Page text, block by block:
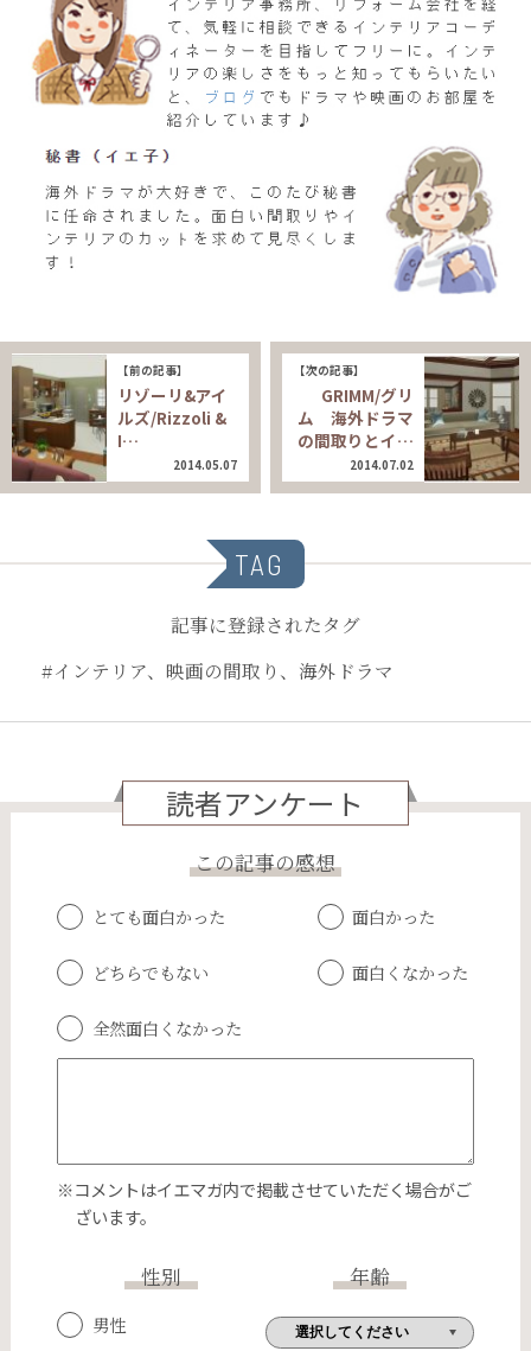
【前の記事】
リゾーリ&アイ
ルズ/Rizzoli &
I…
2014.05.07
【次の記事】
GRIMM/グリ
ム 海外ドラマ
の間取りとイ…
2014.07.02
TAG
記事に登録されたタグ
#インテリア、映画の間取り、海外ドラマ
読者アンケート
この記事の感想
とても面白かった 面白かった
どちらでもない 面白くなかった
全然面白くなかった
※コメントはイエマガ内で掲載させていただく場合がご
ざいます。
性別
男性
年齢